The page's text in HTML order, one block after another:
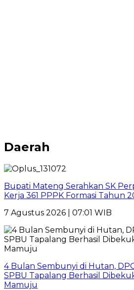
Daerah
Bupati Mateng Serahkan SK
Kerja 361 PPPK Formasi Tahun
7 Agustus 2026 | 07:01 WIB
4 Bulan Sembunyi di Hutan,
SPBU Tapalang Berhasil
Mamuju